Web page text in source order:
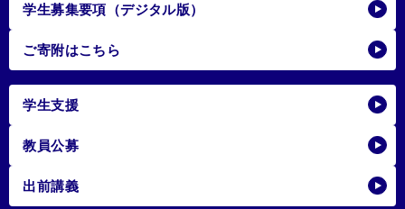
学生募集要項（デジタル版）
ご寄附はこちら
学生支援
教員公募
出前講義